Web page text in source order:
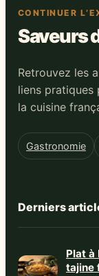
CONTINUER
Saveurs
Retrouvez les
liens
la cuisine
Gastronomie
Derniers
Plat à
tajine